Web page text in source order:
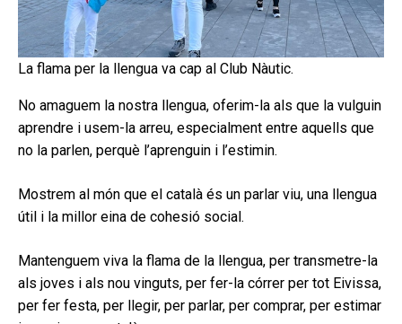
La flama per la llengua va cap al Club Nàutic.
No amaguem la nostra llengua, oferim-la als que la vulguin
aprendre i usem-la arreu, especialment entre aquells que
no la parlen, perquè l’aprenguin i l’estimin.
Mostrem al món que el català és un parlar viu, una llengua
útil i la millor eina de cohesió social.
Mantenguem viva la flama de la llengua, per transmetre-la
als joves i als nou vinguts, per fer-la córrer per tot Eivissa,
per fer festa, per llegir, per parlar, per comprar, per estimar